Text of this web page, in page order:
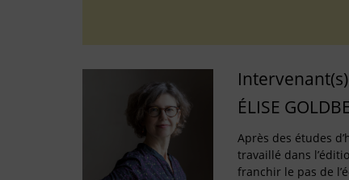
Intervenant(s)
ÉLISE
Après des études
travaillé dans
franchir le pas de